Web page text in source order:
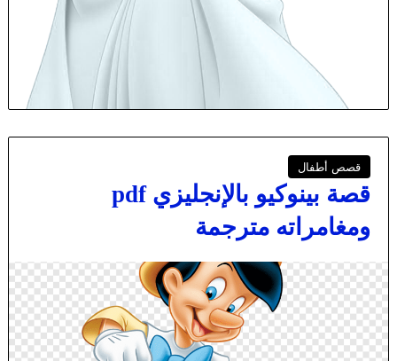
قصص أطفال
قصة بينوكيو بالإنجليزي pdf
ومغامراته مترجمة